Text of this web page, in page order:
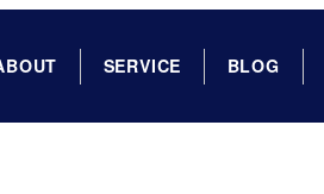
SERVICE BLOG